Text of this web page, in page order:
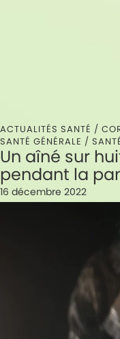
ACTUALITÉS SANTÉ /
SANTÉ GÉNÉRALE /
Un aîné sur
pendant la
16 décembre 2022